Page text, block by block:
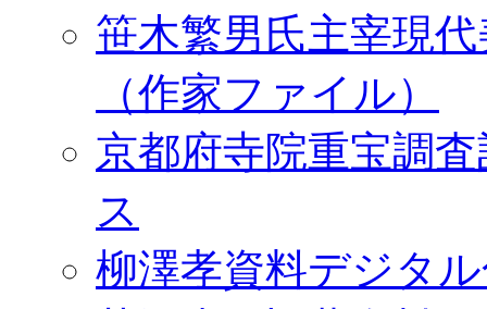
笹木繁男氏主宰現
（作家ファイル）
京都府寺院重宝調
ス
柳澤孝資料デジタ